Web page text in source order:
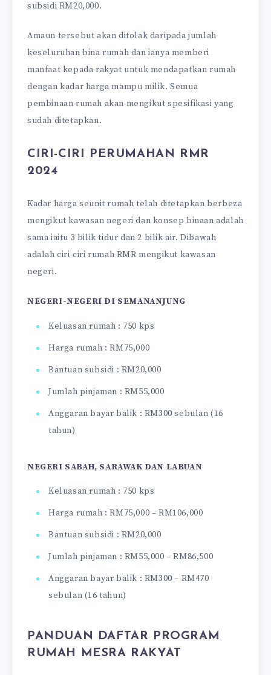
subsidi RM20,000.
Amaun tersebut akan ditolak daripada jumlah
keseluruhan bina rumah dan ianya memberi
manfaat kepada rakyat untuk mendapatkan rumah
dengan kadar harga mampu milik. Semua
pembinaan rumah akan mengikut spesifikasi yang
sudah ditetapkan.
CIRI-CIRI PERUMAHAN RMR
2024
Kadar harga seunit rumah telah ditetapkan berbeza
mengikut kawasan negeri dan konsep binaan adalah
sama iaitu 3 bilik tidur dan 2 bilik air. Dibawah
adalah ciri-ciri rumah RMR mengikut kawasan
negeri.
NEGERI-NEGERI DI SEMANANJUNG
Keluasan rumah : 750 kps
Harga rumah : RM75,000
Bantuan subsidi : RM20,000
Jumlah pinjaman : RM55,000
Anggaran bayar balik : RM300 sebulan (16
tahun)
NEGERI SABAH, SARAWAK DAN LABUAN
Keluasan rumah : 750 kps
Harga rumah : RM75,000 – RM106,000
Bantuan subsidi : RM20,000
Jumlah pinjaman : RM55,000 – RM86,500
Anggaran bayar balik : RM300 – RM470
sebulan (16 tahun)
PANDUAN DAFTAR PROGRAM
RUMAH MESRA RAKYAT